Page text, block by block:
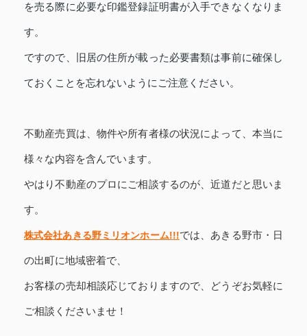
を売る際に必要な印鑑登録証明書が入手できなくなりま
す。
ですので、旧居の住所が載った必要書類は事前に確保し
ておくことを忘れないようにご注意ください。
不動産売買は、物件や所有者様の状況によって、本当に
様々な内容を含んでいます。
やはり不動産のプロにご相談するのが、近道だと思いま
す。
株式会社あきる野ミリオンホーム!!!では、 あきる野市・日
の出町に地域密着で、
お客様の売却相談応じておりますので、どうぞお気軽に
ご相談くださいませ！